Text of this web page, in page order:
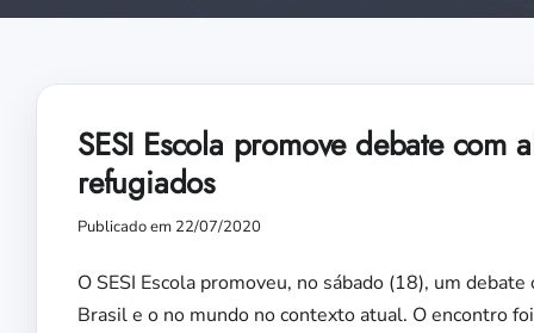
SESI Escola promove debate com
refugiados
Publicado em 22/07/2020
O SESI Escola promoveu, no sábado (18), um
Brasil e o no mundo no contexto atual. O encontro